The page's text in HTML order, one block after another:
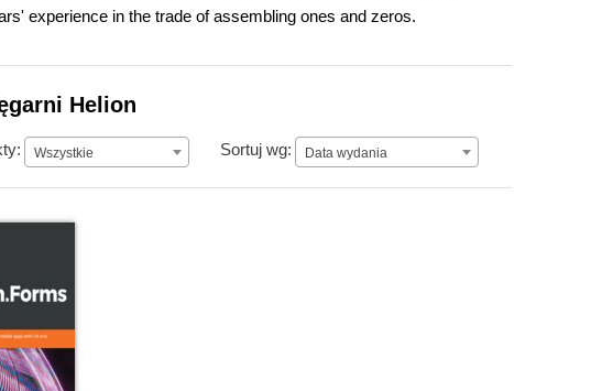
experience in the trade of assembling ones and zeros.
Helion
Wszystkie Sortuj wg: Data wydania
Data wydania